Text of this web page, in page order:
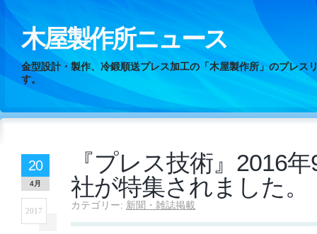
木屋製作所ニュース
金型設計・製作、冷鍛順送プレス加工の「木屋製作所」のプレス
す。
『プレス技術』2016
社が特集されました。
カテゴリー: 新聞・雑誌掲載
20
4月
2017